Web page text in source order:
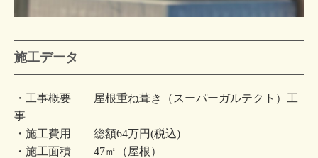
施工データ
・工事概要 屋根重ね葺き（スーパーガルテクト）工
事
・施工費用 総額64万円(税込)
・施工面積 47㎡（屋根）